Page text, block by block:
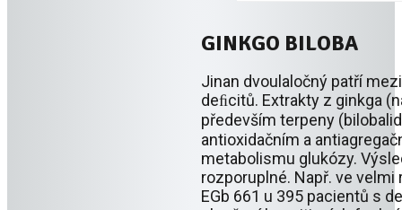
GINKGO BILOBA
Jinan dvoulaločný patří
deﬁcitů. Extrakty z ginkga
především terpeny
antioxidačním a
metabolismu glukózy.
rozporuplné. Např. ve
EGb 661 u 395 pacientů s